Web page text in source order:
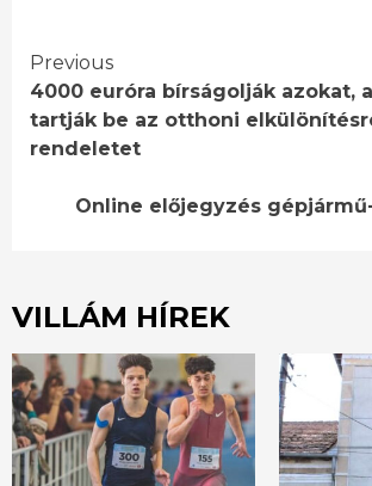
Continue
Reading
Previous
4000 euróra bírságolják azokat,
tartják be az otthoni
rendeletet
Online előjegyzés
VILLÁM HÍREK